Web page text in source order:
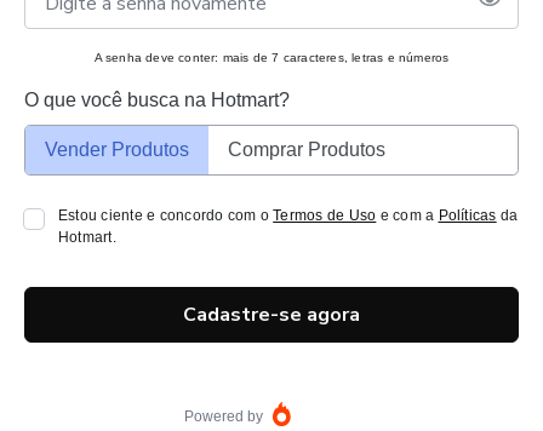
A senha deve conter: mais de 7 caracteres, letras e números
O que você busca na Hotmart?
Vender Produtos Comprar Produtos
Estou ciente e concordo com oTermos de Uso e com a Políticas da
Hotmart.
Cadastre-se agora
Powered by